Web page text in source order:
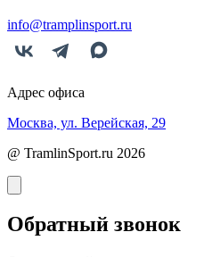
info@tramplinsport.ru
Адрес офиса
Москва, ул. Верейская, 29
@ TramlinSport.ru 2026
Обратный звонок